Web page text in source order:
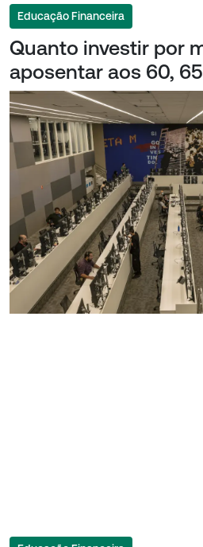
Educação Financeira
Quanto investir por
aposentar aos 60,